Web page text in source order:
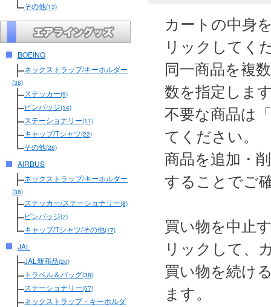
その他(13)
BOEING
ネックストラップ/キーホルダー
(38)
ステッカー(9)
ピンバッジ(14)
ステーショナリー(11)
キャップ/Tシャツ(22)
その他(26)
AIRBUS
ネックストラップ/キーホルダー
(38)
ステッカー/ステーショナリー(8)
ピンバッジ(7)
キャップ/Tシャツ/その他(17)
JAL
JAL新商品(20)
トラベル＆バッグ(38)
ステーショナリー(57)
ネックストラップ・キーホルダ
カートの中身
リックしてく
同一商品を複
数を指定しま
不要な商品は
てください。
商品を追加・
することでご
買い物を中止
リックして、
買い物を続け
ます。